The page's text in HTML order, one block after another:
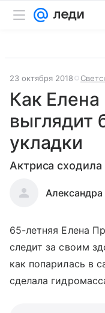
23 октября 2018
Как
выглядит
укладки
Актриса сходила
65-летняя Елена
следит за своим
как попарилась в
сделала